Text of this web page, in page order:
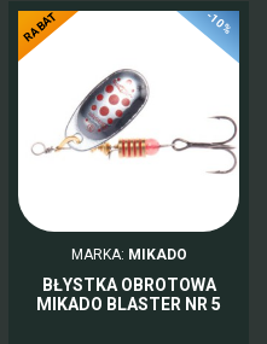
-10%
RABAT
MARKA: MIKADO
BŁYSTKA OBROTOWA
MIKADO BLASTER NR 5